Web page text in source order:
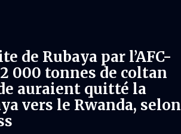
de Rubaya par l’AFC-
000 tonnes de coltan
auraient quitté la
vers le Rwanda, selon